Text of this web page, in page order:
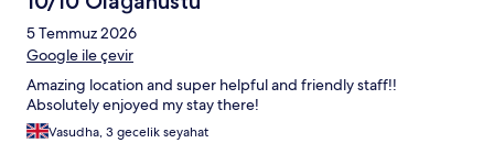
5 Temmuz 2026
Google ile çevir
Amazing location and super helpful and friendly staff!!
Absolutely enjoyed my stay there!
Vasudha, 3 gecelik seyahat